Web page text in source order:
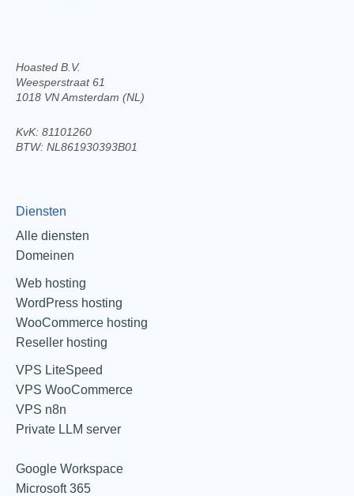
Hoasted B.V.
Weesperstraat 61
1018 VN Amsterdam (NL)
KvK: 81101260
BTW: NL861930393B01
Diensten
Alle diensten
Domeinen
Web hosting
WordPress hosting
WooCommerce hosting
Reseller hosting
VPS LiteSpeed
VPS WooCommerce
VPS n8n
Private LLM server
Google Workspace
Microsoft 365